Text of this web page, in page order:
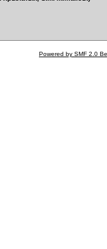
Powered by SMF 2.0